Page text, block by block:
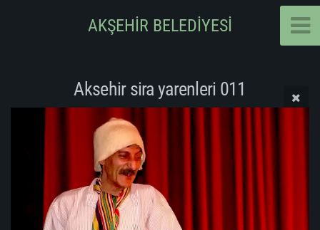
AKŞEHİR BELEDİYESİ
Aksehir sira yarenleri 011